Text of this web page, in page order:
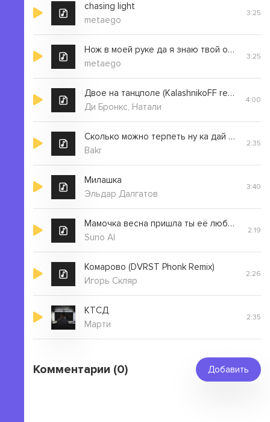
chasing light
metaego
3:25
Нож в моей руке да я знаю твой ответ
metaego
3:25
Двое на танцполе (KalashnikoFF remix)
Ди Бронкс, Натали
4:00
Сколько можно терпеть ну ка дай мне ответ
Bakr
2:35
Милашка
Эльдар Далгатов
3:40
Мамочка весна пришла ты её любила очень
Suno AI
2:19
Комарово (DVRST Phonk Remix)
Игорь Скляр
2:26
КТСД
Марти
2:35
Комментарии (0) Добавить